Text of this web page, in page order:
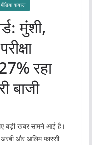
वायरल
मुंशी,
रहा
बाजी
बड़ी खबर सामने आई है।
और आलिम फारसी